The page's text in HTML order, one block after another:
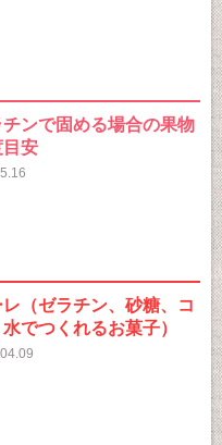
ンで固める場合の果物
安
（ゼラチン、砂糖、コ
でつくれるお菓子）